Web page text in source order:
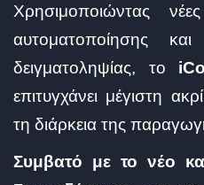
Χρησιμοποιώντας νέες
αυτοματοποίησης και
δειγματοληψίας, το
επιτυγχάνει μέγιστη
τη διάρκεια της
Συμβατό με το νέο